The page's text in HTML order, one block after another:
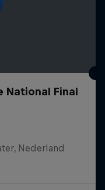
National Final
Nederland